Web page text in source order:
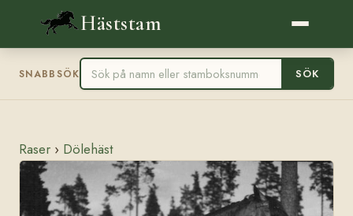
Häststam
SNABBSÖK SÖK
Raser › Dölehäst